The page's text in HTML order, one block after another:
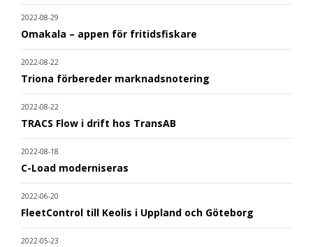
2022-08-29
Omakala – appen för fritidsfiskare
2022-08-22
Triona förbereder marknadsnotering
2022-08-22
TRACS Flow i drift hos TransAB
2022-08-18
C-Load moderniseras
2022-06-20
FleetControl till Keolis i Uppland och Göteborg
2022-05-23